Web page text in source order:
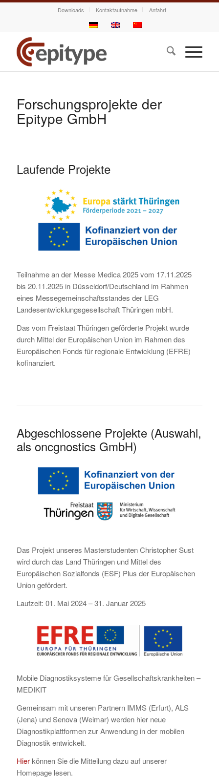
Downloads Kontaktaufnahme Anfahrt
Forschungsprojekte der
Epitype GmbH
Laufende Projekte
Teilnahme an der Messe Medica 2025 vom 17.11.2025
bis 20.11.2025 in Düsseldorf/Deutschland im Rahmen
eines Messegemeinschaftsstandes der LEG
Landesentwicklungsgesellschaft Thüringen mbH.
Das vom Freistaat Thüringen geförderte Projekt wurde
durch Mittel der Europäischen Union im Rahmen des
Europäischen Fonds für regionale Entwicklung (EFRE)
kofinanziert.
Abgeschlossene Projekte (Auswahl,
als oncgnostics GmbH)
Das Projekt unseres Masterstudenten Christopher Sust
wird durch das Land Thüringen und Mittel des
Europäischen Sozialfonds (ESF) Plus der Europäischen
Union gefördert.
Laufzeit: 01. Mai 2024 – 31. Januar 2025
Mobile Diagnostiksysteme für Gesellschaftskrankheiten –
MEDIKIT
Gemeinsam mit unseren Partnern IMMS (Erfurt), ALS
(Jena) und Senova (Weimar) werden hier neue
Diagnostikplattformen zur Anwendung in der mobilen
Diagnostik entwickelt.
Hierkönnen Sie die Mitteilung dazu auf unserer
Homepage lesen.